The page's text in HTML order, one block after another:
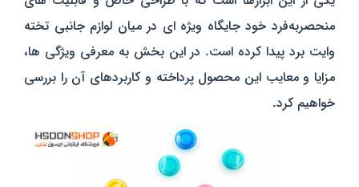
منحصربه‌فرد خود جایگاه ویژه‌ ای در میان لوازم جانبی تخته
وایت برد پیدا کرده است. در این بخش به معرفی ویژگی‌ ها،
مزایا و معایب این محصول پرداخته و کاربردهای آن را بررسی
خواهیم کرد.